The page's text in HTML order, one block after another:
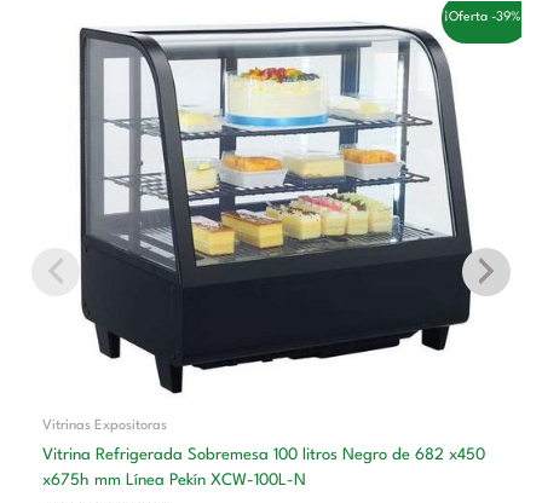
¡Oferta -39%!
Vitrinas Expositoras
Vitrina Refrigerada Sobremesa 100 litros Negro de 682 x450
x675h mm Línea Pekín XCW-100L-N
precio
original
765,00 €.
precio
actual
es:
470,00 €.